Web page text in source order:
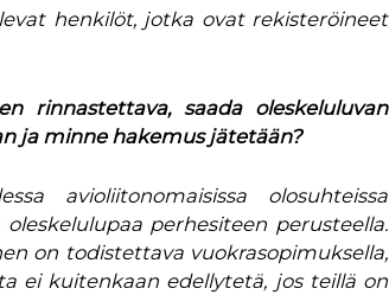
henkilöt, jotka ovat rekisteröineet
rinnastettava, saada oleskeluluvan
ja minne hakemus jätetään?
avioliitonomaisissa olosuhteissa
perhesiteen perusteella.
on todistettava vuokrasopimuksella,
ei kuitenkaan edellytetä, jos teillä on